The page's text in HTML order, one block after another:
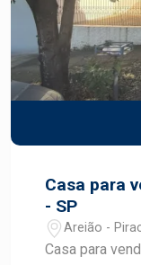
Casa para
- SP
Areião -
Casa para